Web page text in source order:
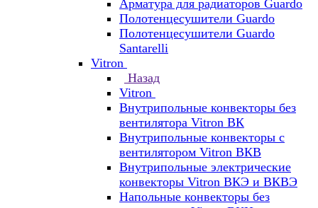
Арматура для радиаторов Guardo
Полотенцесушители Guardo
Полотенцесушители Guardo
Santarelli
Vitron
Назад
Vitron
Внутрипольные конвекторы без
вентилятора Vitron ВК
Внутрипольные конвекторы с
вентилятором Vitron ВКВ
Внутрипольные электрические
конвекторы Vitron ВКЭ и ВКВЭ
Напольные конвекторы без